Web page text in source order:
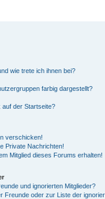
wie trete ich ihnen bei?
farbig dargestellt?
auf der Startseite?
verschicken!
Private Nachrichten!
Mitglied dieses Forums erhalten!
und ignorierten Mitglieder?
Freunde oder zur Liste der